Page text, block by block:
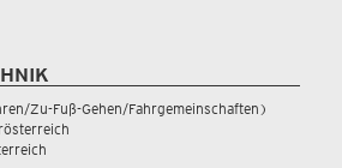
Zu-Fuß-Gehen/Fahrgemeinschaften)